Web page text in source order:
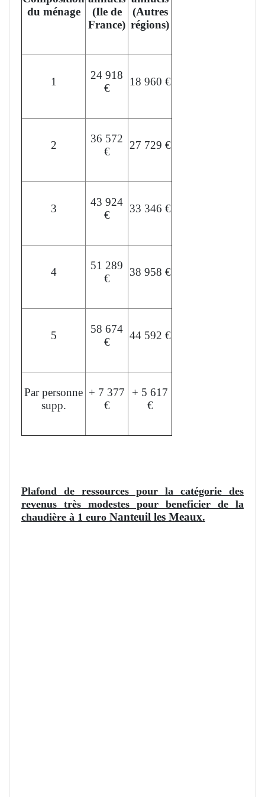
du ménage
(Ile de
France)
(Autres
régions)
1
24 918
€
18 960 €
2
36 572
€
27 729 €
3
43 924
€
33 346 €
4
51 289
€
38 958 €
5
58 674
€
44 592 €
Par personne
supp.
+ 7 377
€
+ 5 617
€
Plafond de ressources pour la catégorie des
revenus très modestes pour beneficier de la
chaudière à 1 euro Nanteuil les Meaux.